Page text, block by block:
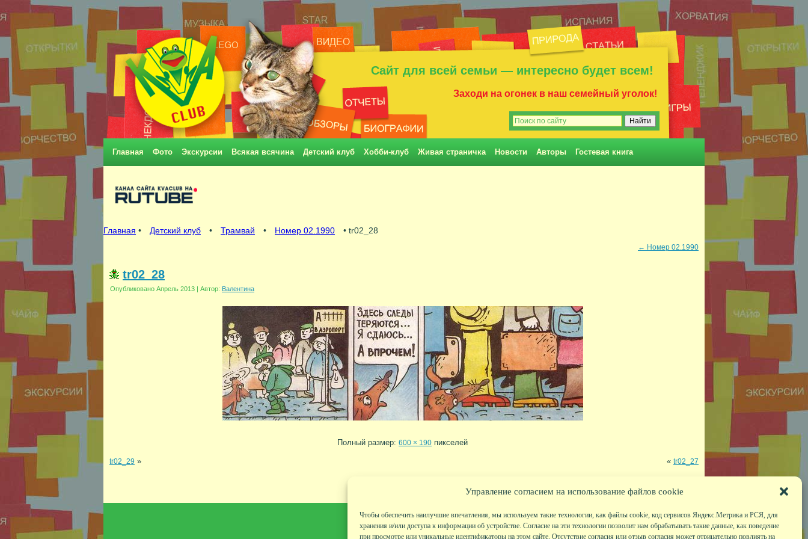
Управление согласием на использование файлов cookie
Чтобы обеспечить наилучшие впечатления, мы используем такие технологии, как файлы cookie, код сервисов Яндекс.Метрика и РСЯ, для
хранения и/или доступа к информации об устройстве. Согласие на эти технологии позволит нам обрабатывать такие данные, как поведение
при просмотре или уникальные идентификаторы на этом сайте. Отсутствие согласия или отзыв согласия может отрицательно повлиять на
Сайт для всей семьи — интересно будет всем!
Заходи на огонек в наш семейный уголок!
Главная Фото Экскурсии Всякая всячина Детский клуб Хобби-клуб Живая страничка Новости Авторы Гостевая книга
Главная • Детский клуб • Трамвай • Номер 02.1990 • tr02_28
← Номер 02.1990
tr02_28
Опубликовано Апрель 2013 | Автор: Валентина
Полный размер: 600 × 190 пикселей
tr02_29 » « tr02_27